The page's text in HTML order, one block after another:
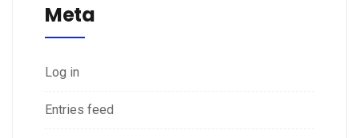
Meta
Log in
Entries feed